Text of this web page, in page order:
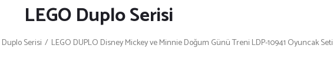
LEGO Duplo Serisi
Serisi LEGO DUPLO Disney Mickey ve Minnie Doğum Günü Treni LDP-10941 Oyuncak Seti